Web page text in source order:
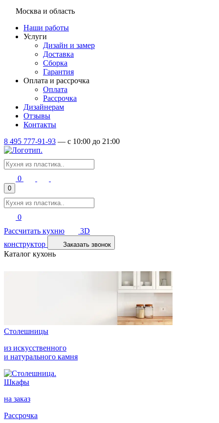
Москва и область
Наши работы
Услуги
Дизайн и замер
Доставка
Сборка
Гарантия
Оплата и рассрочка
Оплата
Рассрочка
Дизайнерам
Отзывы
Контакты
8 495 777-91-93 — c 10:00 до 21:00
0
0
0
Рассчитать кухню
3D
конструктор
Заказать звонок
Каталог кухонь
Столешницы
из искусственного
и натурального камня
Шкафы
на заказ
Рассрочка